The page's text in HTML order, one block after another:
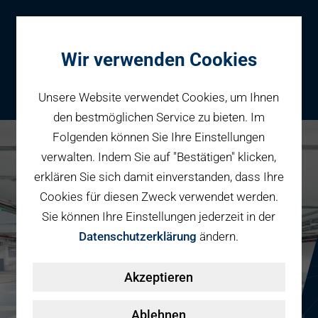
Parken
Reservieren
Fahrradparken
Geschäftspartner
Parkraumbewirtschaftung
Smart Mobility Hubs
Services
Karriere bei PBW
Wir verwenden Cookies
Unsere Website verwendet Cookies, um Ihnen
den bestmöglichen Service zu bieten. Im
Folgenden können Sie Ihre Einstellungen
verwalten. Indem Sie auf "Bestätigen" klicken,
erklären Sie sich damit einverstanden, dass Ihre
Cookies für diesen Zweck verwendet werden.
Sie können Ihre Einstellungen jederzeit in der
Datenschutzerklärung ändern.
Akzeptieren
Ablehnen